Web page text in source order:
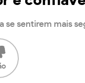
se sentirem mais